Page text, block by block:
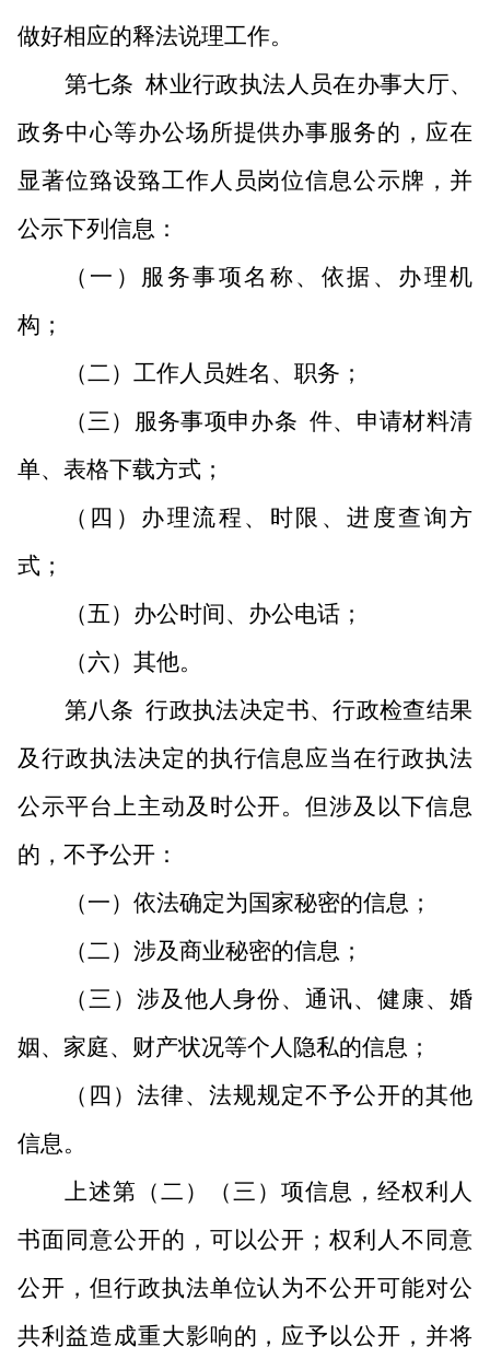
做好相应的释法说理工作。
第七条 林业行政执法人员在办事大厅、
政务中心等办公场所提供办事服务的，应在
显著位臵设臵工作人员岗位信息公示牌，并
公示下列信息：
（一）服务事项名称、依据、办理机
构；
（二）工作人员姓名、职务；
（三）服务事项申办条 件、申请材料清
单、表格下载方式；
（四）办理流程、时限、进度查询方
式；
（五）办公时间、办公电话；
（六）其他。
第八条 行政执法决定书、行政检查结果
及行政执法决定的执行信息应当在行政执法
公示平台上主动及时公开。但涉及以下信息
的，不予公开：
（一）依法确定为国家秘密的信息；
（二）涉及商业秘密的信息；
（三）涉及他人身份、通讯、健康、婚
姻、家庭、财产状况等个人隐私的信息；
（四）法律、法规规定不予公开的其他
信息。
上述第（二）（三）项信息，经权利人
书面同意公开的，可以公开；权利人不同意
公开，但行政执法单位认为不公开可能对公
共利益造成重大影响的，应予以公开，并将